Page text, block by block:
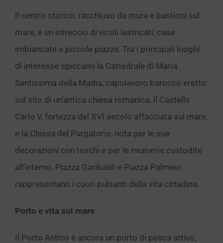
Il centro storico, racchiuso da mura e bastioni sul
mare, è un intreccio di vicoli lastricati, case
imbiancate e piccole piazze. Tra i principali luoghi
di interesse spiccano la Cattedrale di Maria
Santissima della Madia, capolavoro barocco eretto
sul sito di un’antica chiesa romanica, il Castello
Carlo V, fortezza del XVI secolo affacciata sul mare,
e la Chiesa del Purgatorio, nota per le sue
decorazioni con teschi e per le mummie custodite
all’interno. Piazza Garibaldi e Piazza Palmieri
rappresentano i cuori pulsanti della vita cittadina.
Porto e vita sul mare
Il Porto Antico è ancora un porto di pesca attivo,